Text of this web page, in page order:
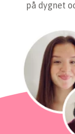
på dygnet